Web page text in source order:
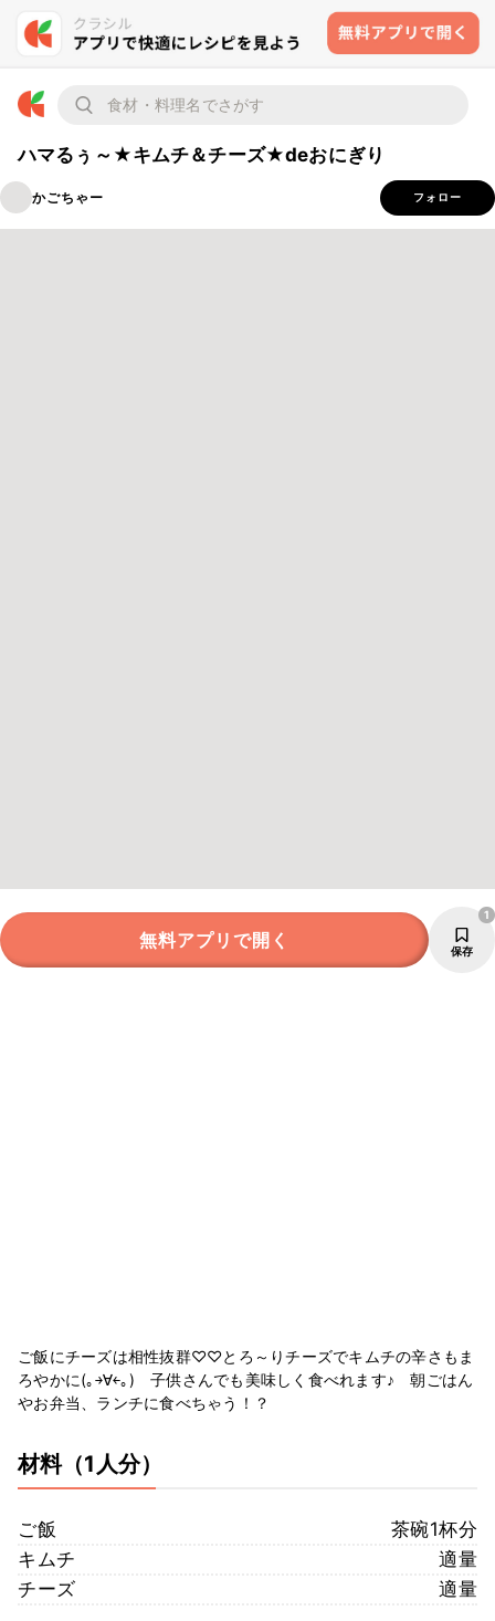
ハマるぅ～★キムチ＆チーズ★deおにぎり
かごちゃー フォロー
無料アプリで開く 保存
1
ご飯にチーズは相性抜群♡♡とろ～りチーズでキムチの辛さもま
ろやかに(｡￫∀￩｡) 子供さんでも美味しく食べれます♪ 朝ごはん
やお弁当、ランチに食べちゃう！？
材料（1人分）
ご飯
茶碗1杯分
キムチ
適量
チーズ
適量